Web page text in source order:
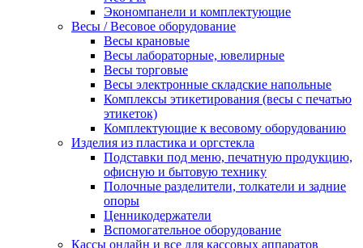
Экономпанели и комплектующие
Весы / Весовое оборудование
Весы крановые
Весы лабораторные, ювелирные
Весы торговые
Весы электронные складские напольные
Комплексы этикетирования (весы с печатью
этикеток)
Комплектующие к весовому оборудованию
Изделия из пластика и оргстекла
Подставки под меню, печатную продукцию,
офисную и бытовую технику
Полочные разделители, толкатели и задние
опоры
Ценникодержатели
Вспомогательное оборудование
Кассы онлайн и все для кассовых аппаратов